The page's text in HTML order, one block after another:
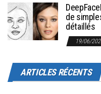
de
détaillés
19/06/
ARTICLES RÉCENTS